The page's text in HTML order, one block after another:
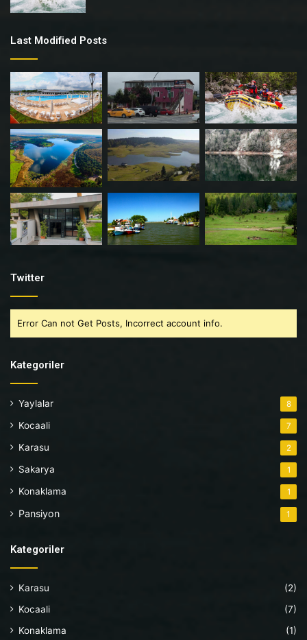
Last Modified Posts
Twitter
Error Can not Get Posts, Incorrect account info.
Kategoriler
Yaylalar 8
Kocaali 7
Karasu 2
Sakarya 1
Konaklama 1
Pansiyon 1
Kategoriler
Karasu
(2)
Kocaali
(7)
Konaklama
(1)